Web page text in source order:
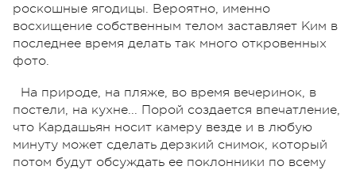
роскошные ягодицы. Вероятно, именно
восхищение собственным телом заставляет Ким в
последнее время делать так много откровенных
фото.
На природе, на пляже, во время вечеринок, в
постели, на кухне... Порой создается впечатление,
что Кардашьян носит камеру везде и в любую
минуту может сделать дерзкий снимок, который
потом будут обсуждать ее поклонники по всему